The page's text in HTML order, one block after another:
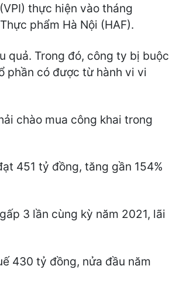
thực hiện vào tháng
phẩm Hà Nội (HAF).
quả. Trong đó, công ty bị buộc
phần có được từ hành vi vi
chào mua công khai trong
451 tỷ đồng, tăng gần 154%
3 lần cùng kỳ năm 2021, lãi
430 tỷ đồng, nửa đầu năm